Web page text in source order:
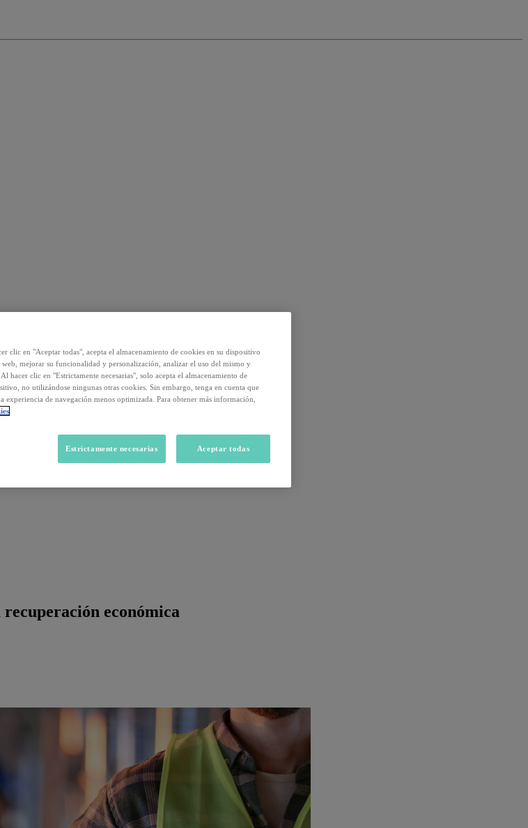
económica
clic en "Aceptar todas", acepta el almacenamiento de cookies en su dispositivo
mejorar su funcionalidad y personalización, analizar el uso del mismo y
hacer clic en "Estrictamente necesarias", solo acepta el almacenamiento de
no utilizándose ningunas otras cookies. Sin embargo, tenga en cuenta que
experiencia de navegación menos optimizada. Para obtener más información,
Estrictamente necesarias Aceptar todas